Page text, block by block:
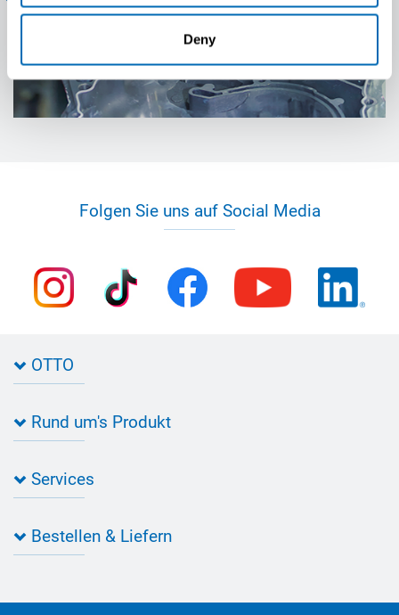
Deny
Folgen Sie uns auf Social Media
OTTO
Bau Newsletter
Presse
Jobs
Referenzen
Rund um's Produkt
Farbvielfalt
Informationen zu Prüfzeichen
Services
Farbempfehlungen
Verbrauchsrechner
Bestellen & Liefern
Bestelloptionen